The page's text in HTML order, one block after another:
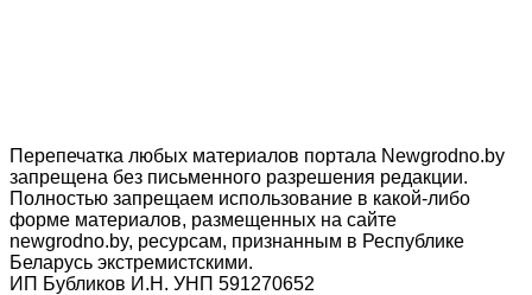
Перепечатка любых материалов портала Newgrodno.by
запрещена без письменного разрешения редакции.
Полностью запрещаем использование в какой-либо
форме материалов, размещенных на сайте
newgrodno.by, ресурсам, признанным в Республике
Беларусь экстремистскими.
ИП Бубликов И.Н. УНП 591270652